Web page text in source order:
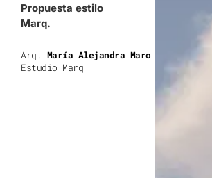
Propuesta estilo
Marq.
Arq. María Alejandra Maro
Estudio Marq